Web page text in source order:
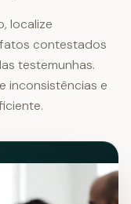
localize
contestados
testemunhas.
inconsistências e